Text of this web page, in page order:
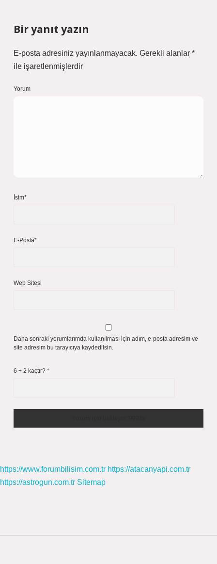
Bir yanıt yazın
E-posta adresiniz yayınlanmayacak. Gerekli alanlar *
ile işaretlenmişlerdir
Yorum
İsim*
E-Posta*
Web Sitesi
Daha sonraki yorumlarımda kullanılması için adım, e-posta adresim ve
site adresim bu tarayıcıya kaydedilsin.
6 + 2 kaçtır? *
https://www.forumbilisim.com.tr https://atacanyapi.com.tr
https://astrogun.com.tr Sitemap